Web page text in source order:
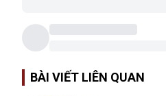
BÀI VIẾT LIÊN QUAN